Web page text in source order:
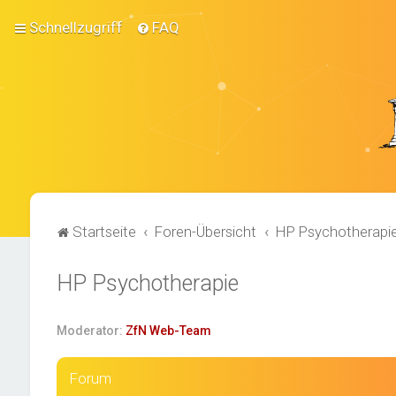
Schnellzugriff FAQ
Startseite Foren-Übersicht HP
HP Psychotherapie
Moderator: ZfN Web-Team
Forum